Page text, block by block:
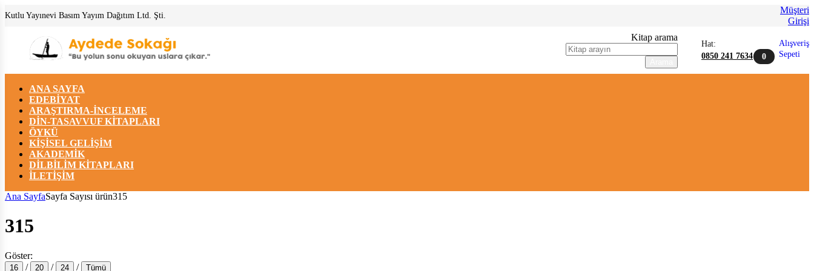
Kutlu Yayınevi Basım Yayım Dağıtım Ltd. Şti.
Müşteri
Girişi
Kitap arama
Hat:
0850 241 7634
0
Alışveriş
Sepeti
ANA SAYFA
EDEBIYAT
ARAŞTIRMA-İNCELEME
DIN-TASAVVUF KITAPLARI
ÖYKÜ
KIŞISEL GELIŞIM
AKADEMIK
DILBILIM KITAPLARI
İLETIŞIM
Ana SayfaSayfa Sayısı ürün315
315
Göster:
16 / 20 / 24 / Tümü